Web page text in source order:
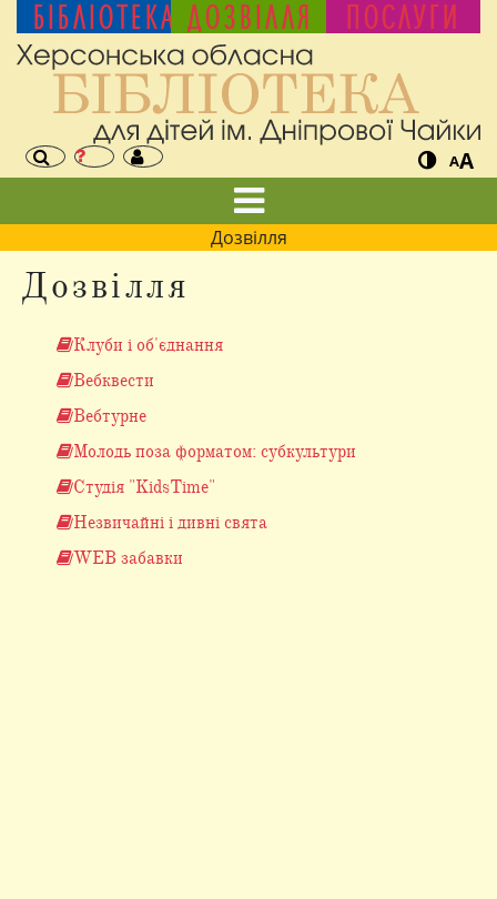
БІБЛІОТЕКА ДОЗВІЛЛЯ ПОСЛУГИ
AA
Дозвілля
Дозвілля
Клуби і об'єднання
Вебквести
Вебтурне
Молодь поза форматом: субкультури
Студія "KidsTime"
Незвичайні і дивні свята
WEB забавки